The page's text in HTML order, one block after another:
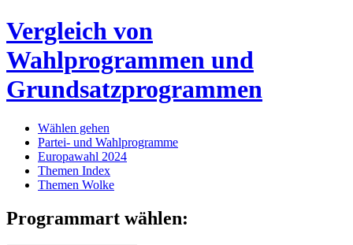
Vergleich von
Wahlprogrammen und
Grundsatzprogrammen
Wählen gehen
Partei- und Wahlprogramme
Europawahl 2024
Themen Index
Themen Wolke
Programmart wählen: